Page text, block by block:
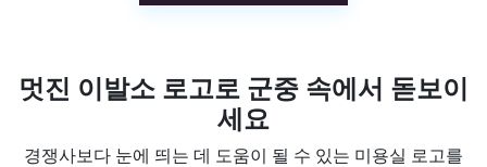
멋진 이발소 로고로 군중 속에서 돋보이
세요
경쟁사보다 눈에 띄는 데 도움이 될 수 있는 미용실 로고를